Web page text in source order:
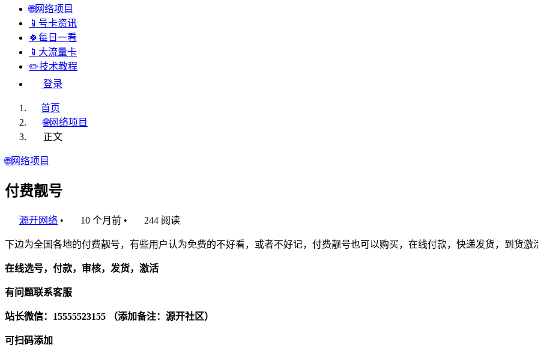
🌐网络项目
📱号卡资讯
🍀每日一看
📱大流量卡
✏️技术教程
登录
首页
🌐网络项目
正文
🌐网络项目
付费靓号
源开网络 • 10 个月前 • 244 阅读
下边为全国各地的付费靓号，有些用户认为免费的不好看，或者不好记，付费靓号也可以购买，在线付款，快递发货，到货激
在线选号，付款，审核，发货，激活
有问题联系客服
站长微信：15555523155 （添加备注：源开社区）
可扫码添加